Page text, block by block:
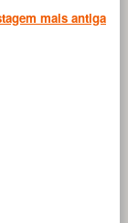
mais antiga